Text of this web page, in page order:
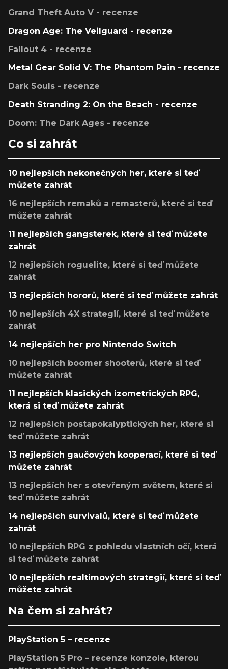
Grand Theft Auto V - recenze
Dragon Age: The Veilguard - recenze
Fallout 4 - recenze
Metal Gear Solid V: The Phantom Pain - recenze
Dark Souls - recenze
Death Stranding 2: On the Beach - recenze
Doom: The Dark Ages - recenze
Co si zahrát
10 nejlepších nekonečných her, které si teď
můžete zahrát
16 nejlepších remaků a remasterů, které si teď
můžete zahrát
11 nejlepších gangsterek, které si teď můžete
zahrát
12 nejlepších roguelite, které si teď můžete
zahrát
13 nejlepších hororů, které si teď můžete zahrát
10 nejlepších 4X strategií, které si teď můžete
zahrát
14 nejlepších her pro Nintendo Switch
10 nejlepších boomer shooterů, které si teď
můžete zahrát
11 nejlepších klasických izometrických RPG,
která si teď můžete zahrát
12 nejlepších postapokalyptických her, které si
teď můžete zahrát
13 nejlepších gaučových kooperací, které si teď
můžete zahrát
13 nejlepších her s otevřeným světem, které si
teď můžete zahrát
14 nejlepších survivalů, které si teď můžete
zahrát
10 nejlepších RPG z pohledu vlastních očí, která
si teď můžete zahrát
10 nejlepších realtimových strategií, které si teď
můžete zahrát
Na čem si zahrát?
PlayStation 5 – recenze
PlayStation 5 Pro – recenze konzole, kterou